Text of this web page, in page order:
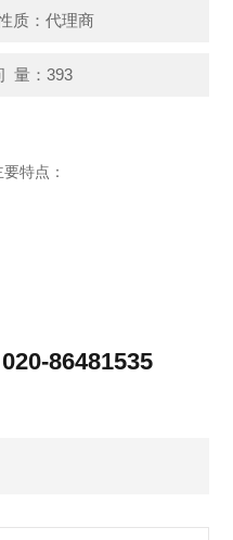
质：代理商
量：393
特点：
020-86481535